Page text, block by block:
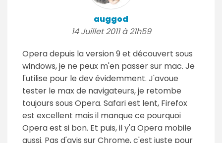
auggod
14 Juillet 2011 à 21h59
Opera depuis la version 9 et découvert sous
windows, je ne peux m'en passer sur mac. Je
l'utilise pour le dev évidemment. J'avoue
tester le max de navigateurs, je retombe
toujours sous Opera. Safari est lent, Firefox
est excellent mais il manque ce pourquoi
Opera est si bon. Et puis, il y'a Opera mobile
aussi. Pas d'avis sur Chrome, c'est juste pour